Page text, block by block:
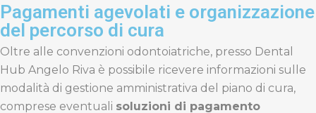
Pagamenti agevolati e organizzazione
del percorso di cura
Oltre alle convenzioni odontoiatriche, presso Dental
Hub Angelo Riva è possibile ricevere informazioni sulle
modalità di gestione amministrativa del piano di cura,
comprese eventuali soluzioni di pagamento